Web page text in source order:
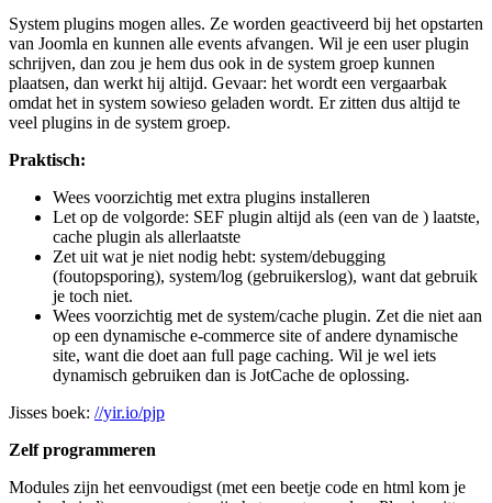
System plugins mogen alles. Ze worden geactiveerd bij het opstarten
van Joomla en kunnen alle events afvangen. Wil je een user plugin
schrijven, dan zou je hem dus ook in de system groep kunnen
plaatsen, dan werkt hij altijd. Gevaar: het wordt een vergaarbak
omdat het in system sowieso geladen wordt. Er zitten dus altijd te
veel plugins in de system groep.
Praktisch:
Wees voorzichtig met extra plugins installeren
Let op de volgorde: SEF plugin altijd als (een van de ) laatste,
cache plugin als allerlaatste
Zet uit wat je niet nodig hebt: system/debugging
(foutopsporing), system/log (gebruikerslog), want dat gebruik
je toch niet.
Wees voorzichtig met de system/cache plugin. Zet die niet aan
op een dynamische e-commerce site of andere dynamische
site, want die doet aan full page caching. Wil je wel iets
dynamisch gebruiken dan is JotCache de oplossing.
Jisses boek: //yir.io/pjp
Zelf programmeren
Modules zijn het eenvoudigst (met een beetje code en html kom je